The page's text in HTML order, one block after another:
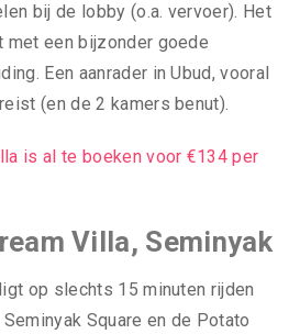
bij de lobby (o.a. vervoer). Het
met een bijzonder goede
Een aanrader in Ubud, vooral
(en de 2 kamers benut).
is al te boeken voor €134 per
Villa, Seminyak
op slechts 15 minuten rijden
Square en de Potato